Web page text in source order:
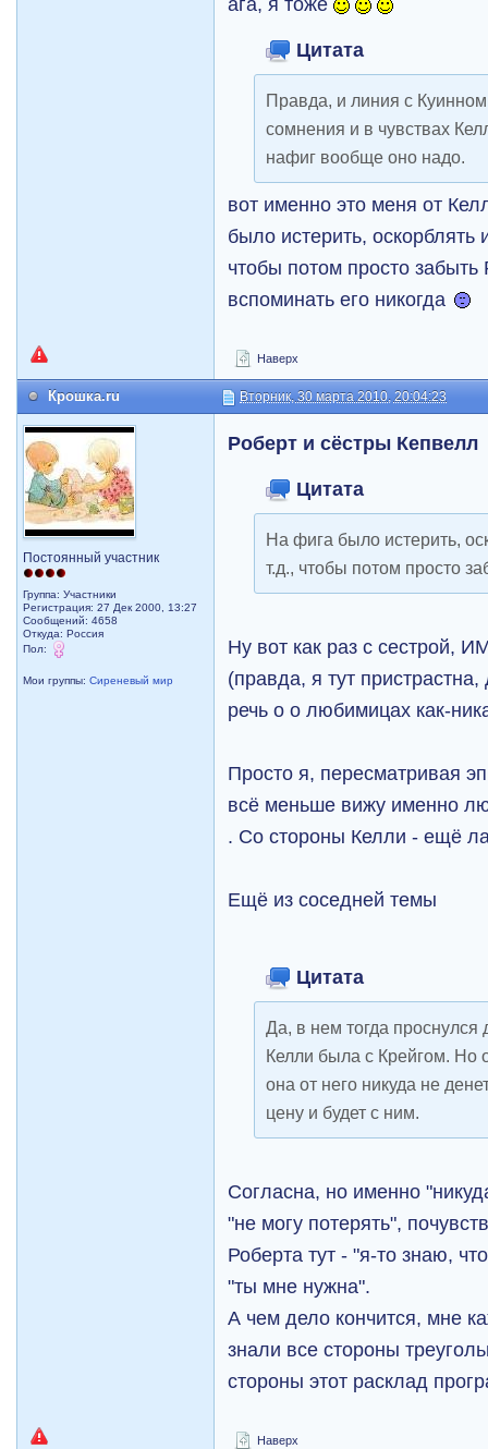
Цитата
Правда, и линия с
сомнения и в чувствах
нафиг вообще оно надо.
вот именно это меня от
было истерить, оскорблять
чтобы потом просто
вспоминать его никогда
Наверх
Крошка.ru Вторник, 30 марта 2010, 20:04:23
Постоянный участник
Группа: Участники
Регистрация: 27 Дек 2000, 13:27
Сообщений: 4658
Откуда: Россия
Пол:
Мои группы:Сиреневый мир
Роберт и сёстры Кепвелл
Цитата
На фига было истерить,
т.д., чтобы потом просто
Ну вот как раз с сестрой,
(правда, я тут
речь о о любимицах как-
Просто я, пересматривая
всё меньше вижу именно
. Со стороны Келли - ещё
Ещё из соседней темы
Цитата
Да, в нем тогда проснулся
Келли была с Крейгом. Но
она от него никуда не
цену и будет с ним.
Согласна, но именно
"не могу потерять",
Роберта тут - "я-то знаю,
"ты мне нужна".
А чем дело кончится, мне
знали все стороны
стороны этот расклад
Наверх